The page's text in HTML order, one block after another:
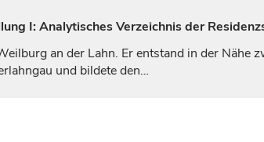
I: Analytisches Verzeichnis der
an der Lahn. Er entstand in der Nähe
und bildete den…